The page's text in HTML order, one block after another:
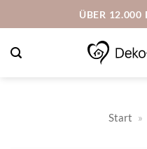
Inhalt
springen
ÜBER 12.000
Start »